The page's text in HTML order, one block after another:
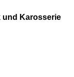
und Karosserie